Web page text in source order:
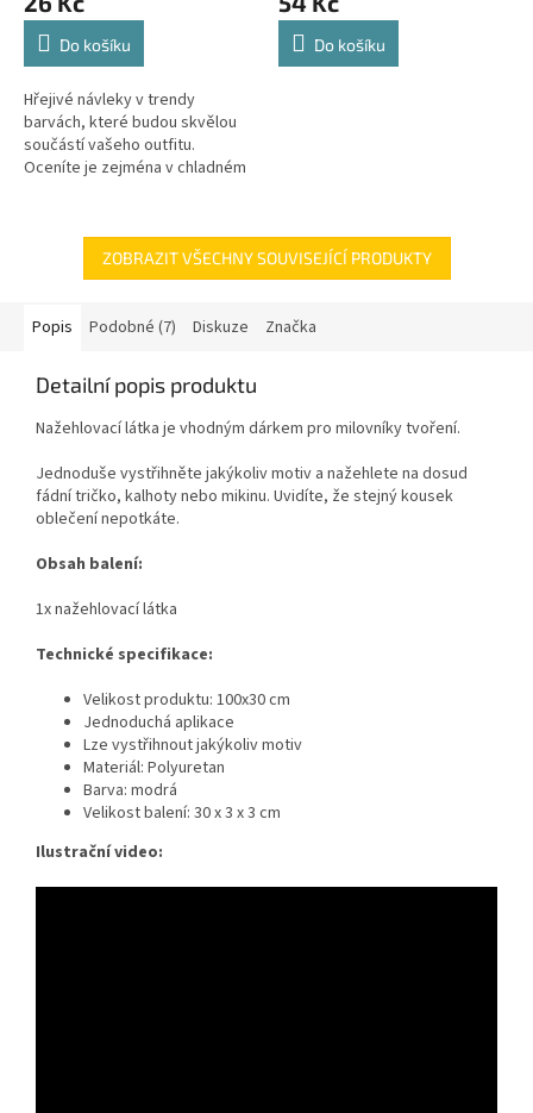
Do košíku
Hřejivé návleky v trendy
barvách, které budou skvělou
součástí vašeho outfitu.
Oceníte je zejména v chladném
kožíšek....
Do košíku
ZOBRAZIT VŠECHNY SOUVISEJÍCÍ PRODUKTY
Popis Podobné (7) Diskuze Značka
Detailní popis produktu
Nažehlovací látka je vhodným dárkem pro milovníky tvoření.
Jednoduše vystřihněte jakýkoliv motiv a nažehlete na dosud
fádní tričko, kalhoty nebo mikinu. Uvidíte, že stejný kousek
oblečení nepotkáte.
Obsah balení:
1x nažehlovací látka
Technické specifikace:
Velikost produktu: 100x30 cm
Jednoduchá aplikace
Lze vystřihnout jakýkoliv motiv
Materiál: Polyuretan
Barva: modrá
Velikost balení: 30 x 3 x 3 cm
Ilustrační video: